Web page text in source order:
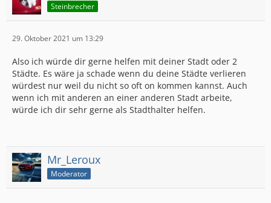
Steinbrecher
29. Oktober 2021 um 13:29
Also ich würde dir gerne helfen mit deiner Stadt oder 2
Städte. Es wäre ja schade wenn du deine Städte verlieren
würdest nur weil du nicht so oft on kommen kannst. Auch
wenn ich mit anderen an einer anderen Stadt arbeite,
würde ich dir sehr gerne als Stadthalter helfen.
Mr_Leroux
Moderator